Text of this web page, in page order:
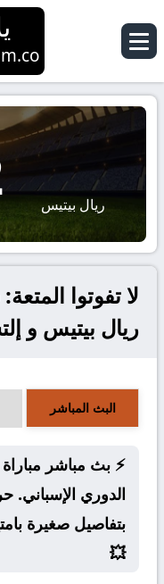
ريال بيتيس
لا تفوتوا
ريال بيتيس و
البث المباشر
⚡ بث مباشر
الدوري
بتفاصيل صغيرة
💥